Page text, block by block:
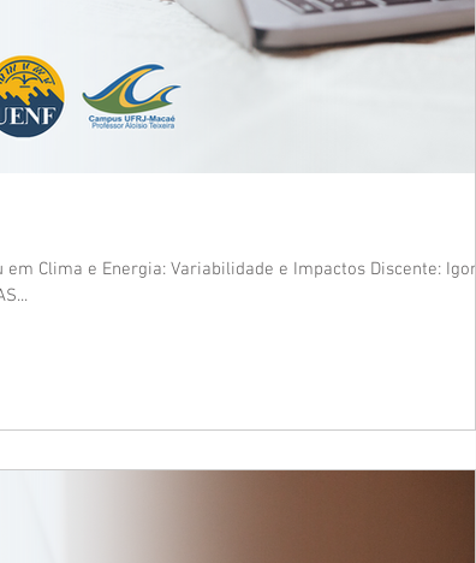
em Clima e Energia: Variabilidade e Impactos Discente: Igor